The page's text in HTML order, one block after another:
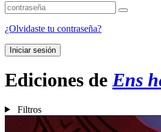
¿Olvidaste tu contraseña?
Iniciar sesión
Ediciones deEns
Filtros